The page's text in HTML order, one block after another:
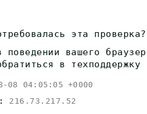
эта проверка?
поведении вашего
в
08 04:05:05 +0000
216.73.217.52